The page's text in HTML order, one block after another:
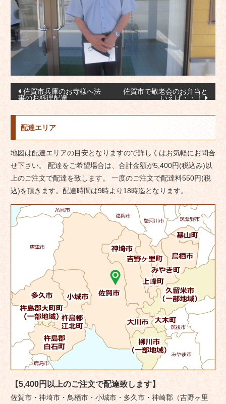
投
稿
ナ
ビ
ゲ
ー
シ
ョ
ン
佐賀市兵庫のお寺様へ法
事のお料理配達
佐賀市で敬老会のお弁当と
いえば・・！
配達エリア
地図は配達エリアの目安となりますので詳しくはお気軽にお問合
せ下さい。 配達をご希望場合は、合計金額が5,400円(税込み)以
上のご注文で配達を致します。 一度のご注文で配達料550円(税
込)を頂きます。配達時間は9時より18時迄となります。
【5,400円以上のご注文で配達致します】
佐賀市・神埼市・鳥栖市・小城市・多久市・神崎郡（吉野ヶ里